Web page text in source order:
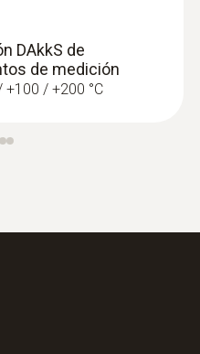
DAkkS de
de medición
/ +200 °C